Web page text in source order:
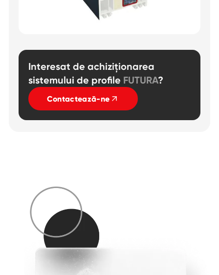
Interesat de achiziționarea
sistemului de profile FUTURA?
Contactează-ne